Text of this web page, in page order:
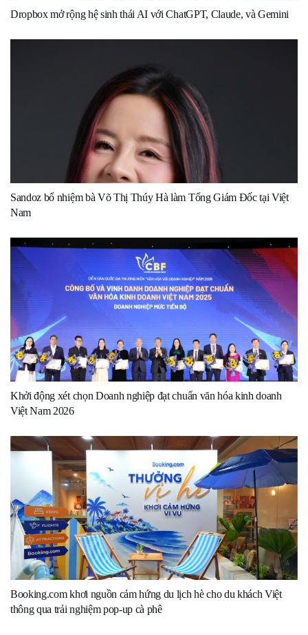
Dropbox mở rộng hệ sinh thái AI với ChatGPT, Claude, và Gemini
Sandoz bổ nhiệm bà Võ Thị Thúy Hà làm Tổng Giám Đốc tại Việt
Nam
Khởi động xét chọn Doanh nghiệp đạt chuẩn văn hóa kinh doanh
Việt Nam 2026
Booking.com khơi nguồn cảm hứng du lịch hè cho du khách Việt
thông qua trải nghiệm pop-up cà phê